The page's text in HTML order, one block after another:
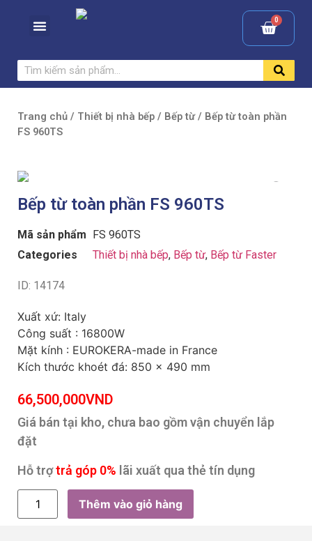
Trang chủ / Thiết bị nhà bếp / Bếp từ/ Bếp từ toàn phần
FS 960TS
Bếp từ toàn phần FS 960TS
Mã sản phẩm FS 960TS
Categories
Thiết bị nhà bếp, Bếp từ, Bếp từ Faster
ID: 14174
Xuất xứ: Italy
Công suất : 16800W
Mặt kính : EUROKERA-made in France
Kích thước khoét đá: 850 x 490 mm
66,500,000VND
Giá bán tại kho, chưa bao gồm vận chuyển lắp
đặt
Hỗ trợtrả góp 0% lãi xuất qua thẻ tín dụng
Thêm vào giỏ hàng